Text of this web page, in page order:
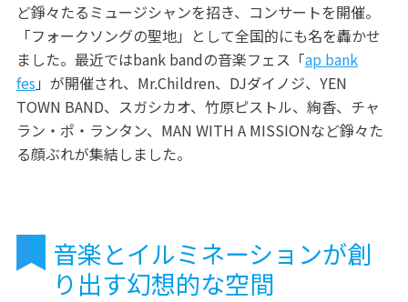
ど錚々たるミュージシャンを招き、コンサートを開催。
「フォークソングの聖地」として全国的にも名を轟かせ
ました。最近ではbank bandの音楽フェス「ap bank
fes 」が開催され、Mr.Children、DJダイノジ、YEN
TOWN BAND、スガシカオ、竹原ピストル、絢香、チャ
ラン・ポ・ランタン、MAN WITH A MISSIONなど錚々た
る顔ぶれが集結しました。
音楽とイルミネーションが創
り出す幻想的な空間